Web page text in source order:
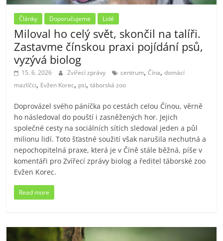
Články Doporučujeme Lidé
Miloval ho celý svět, skončil na talíři.
Zastavme čínskou praxi pojídání psů,
vyzývá biolog
15. 6. 2026 Zvířecí zprávy centrum,Čína,domácí
mazlíčci, Evžen Korec, psi,táborská zoo
Doprovázel svého páníčka po cestách celou Čínou, věrně
ho následoval do pouští i zasněžených hor. Jejich
společné cesty na sociálních sítích sledoval jeden a půl
milionu lidí. Toto šťastné soužití však narušila nechutná a
nepochopitelná praxe, která je v Číně stále běžná, píše v
komentáři pro Zvířecí zprávy biolog a ředitel táborské zoo
Evžen Korec.
Read more